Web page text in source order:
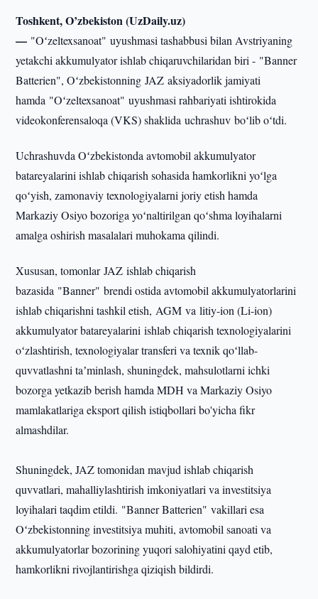
Toshkent, O’zbekiston (UzDaily.uz)
— "Oʻzeltexsanoat" uyushmasi tashabbusi bilan Avstriyaning
yetakchi akkumulyator ishlab chiqaruvchilaridan biri - "Banner
Batterien", Oʻzbekistonning JAZ aksiyadorlik jamiyati
hamda "Oʻzeltexsanoat" uyushmasi rahbariyati ishtirokida
videokonferensaloqa (VKS) shaklida uchrashuv boʻlib oʻtdi.
Uchrashuvda Oʻzbekistonda avtomobil akkumulyator
batareyalarini ishlab chiqarish sohasida hamkorlikni yoʻlga
qoʻyish, zamonaviy texnologiyalarni joriy etish hamda
Markaziy Osiyo bozoriga yoʻnaltirilgan qoʻshma loyihalarni
amalga oshirish masalalari muhokama qilindi.
Xususan, tomonlar JAZ ishlab chiqarish
bazasida "Banner" brendi ostida avtomobil akkumulyatorlarini
ishlab chiqarishni tashkil etish, AGM va litiy-ion (Li-ion)
akkumulyator batareyalarini ishlab chiqarish texnologiyalarini
oʻzlashtirish, texnologiyalar transferi va texnik qoʻllab-
quvvatlashni taʼminlash, shuningdek, mahsulotlarni ichki
bozorga yetkazib berish hamda MDH va Markaziy Osiyo
mamlakatlariga eksport qilish istiqbollari bo'yicha fikr
almashdilar.
Shuningdek, JAZ tomonidan mavjud ishlab chiqarish
quvvatlari, mahalliylashtirish imkoniyatlari va investitsiya
loyihalari taqdim etildi. "Banner Batterien" vakillari esa
Oʻzbekistonning investitsiya muhiti, avtomobil sanoati va
akkumulyatorlar bozorining yuqori salohiyatini qayd etib,
hamkorlikni rivojlantirishga qiziqish bildirdi.